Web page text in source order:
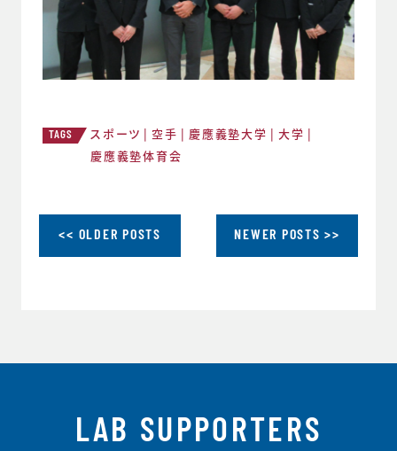
TAGS スポーツ 空手 慶應義塾大学
大学
慶應義塾体育会
NEWER POSTS >>
<< OLDER POSTS
LAB SUPPORTERS